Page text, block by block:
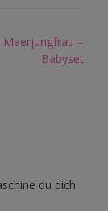
Meerjungfrau –
Babyset
du dich